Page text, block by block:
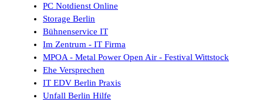
PC Notdienst Online
Storage Berlin
Bühnenservice IT
Im Zentrum - IT Firma
MPOA - Metal Power Open Air - Festival Wittstock
Ehe Versprechen
IT EDV Berlin Praxis
Unfall Berlin Hilfe